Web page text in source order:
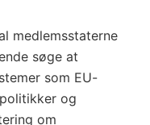
medlemsstaterne
søge at
som EU-
og
om